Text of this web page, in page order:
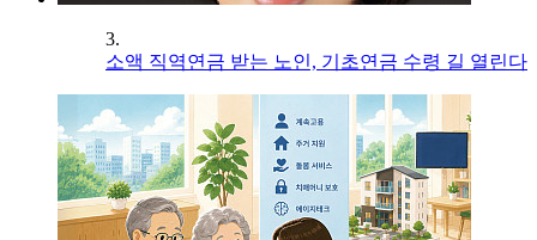
3.
소액 직역연금 받는 노인, 기초연금 수령 길 열린다